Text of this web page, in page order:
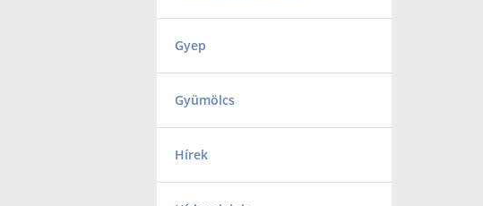
Gyep
Gyümölcs
Hírek